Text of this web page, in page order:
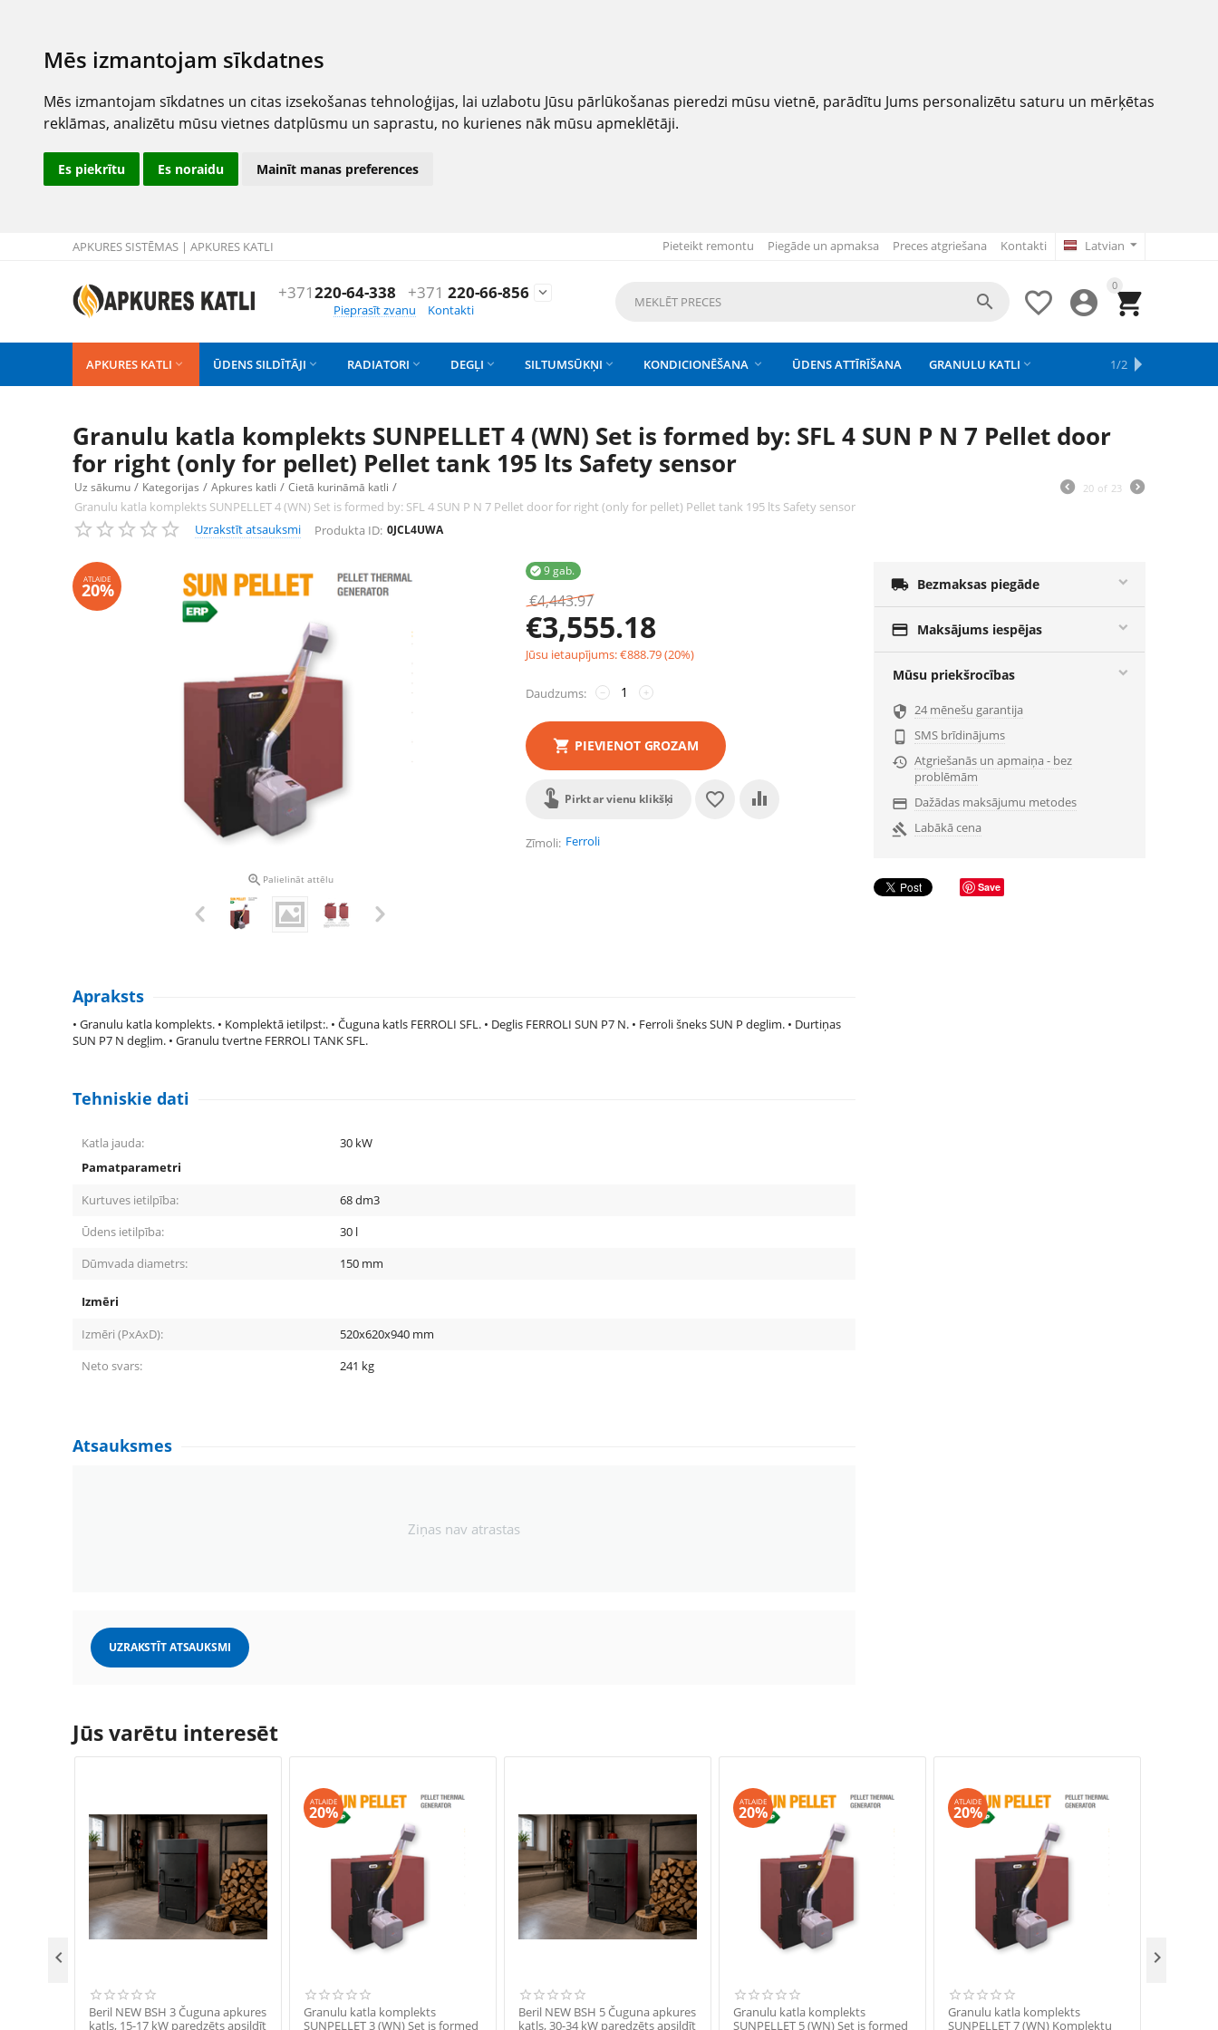
Mēs izmantojam sīkdatnes
Mēs izmantojam sīkdatnes un citas izsekošanas tehnoloģijas, lai uzlabotu Jūsu pārlūkošanas pieredzi mūsu vietnē, parādītu Jums personalizētu saturu un mērķētas
reklāmas, analizētu mūsu vietnes datplūsmu un saprastu, no kurienes nāk mūsu apmeklētāji.
Es piekrītu Es noraidu Mainīt manas preferences
APKURES SISTĒMAS | APKURES KATLI Latvian
Pieteikt remontu Piegāde un apmaksa Preces atgriešana Kontakti
+371220-64-338 +371 220-66-856

Pieprasīt zvanu
Kontakti
0




APKURES KATLI  ŪDENS SILDĪTĀJI  RADIATORI  DEGĻI  SILTUMSŪKŅI  KONDICIONĒŠANA  ŪDENS ATTĪRĪŠANA GRANULU KATLI  APSAISTE
REZERVES DAĻAS
APGAISMOJUMS
1/2
Granulu katla komplekts SUNPELLET 4 (WN) Set is formed by: SFL 4 SUN P N 7 Pellet door
for right (only for pellet) Pellet tank 195 lts Safety sensor
Uz sākumu / Kategorijas / Apkures katli / Cietā kurināmā katli /
Granulu katla komplekts SUNPELLET 4 (WN) Set is formed by: SFL 4 SUN P N 7 Pellet door for right (only for pellet) Pellet tank 195 lts Safety sensor
20 of 23
Uzrakstīt atsauksmi Produkta ID: 0JCL4UWA
ATLAIDE
20%
 Palielināt attēlu
9 gab.

€4,443.97
€3,555.18
Jūsu ietaupījums:€888.79(20%)
Daudzums: +
−
PIEVIENOT GROZAM
Pirkt ar vienu klikšķi
Zīmoli Ferroli
 Bezmaksas piegāde
 Maksājums iespējas
Mūsu priekšrocības
 24 mēnešu garantija

SMS brīdinājums
 Atgriešanās un apmaiņa - bez
problēmām
 Dažādas maksājumu metodes
 Labākā cena
Save
Apraksts
• Granulu katla komplekts. • Komplektā ietilpst:. • Čuguna katls FERROLI SFL. • Deglis FERROLI SUN P7 N. • Ferroli šneks SUN P deglim. • Durtiņas
SUN P7 N degļim. • Granulu tvertne FERROLI TANK SFL.
Tehniskie dati
Katla jauda: 30 kW
Pamatparametri
Kurtuves ietilpība:
68dm3
Ūdens ietilpība:
30 l
Dūmvada diametrs:
150 mm
Izmēri
Izmēri (PxAxD):
520x620x940 mm
Neto svars:
241 kg
Atsauksmes
Ziņas nav atrastas
UZRAKSTĪT ATSAUKSMI
Jūs varētu interesēt
Beril NEW BSH 3 Čuguna apkures
katls, 15-17 kW paredzēts apsildīt
ATLAIDE
20%
Granulu katla komplekts
SUNPELLET 3 (WN) Set is formed
Beril NEW BSH 5 Čuguna apkures
katls, 30-34 kW paredzēts apsildīt
ATLAIDE
20%
Granulu katla komplekts
SUNPELLET 5 (WN) Set is formed
ATLAIDE
20%
Granulu katla komplekts
SUNPELLET 7 (WN) Komplektu
 